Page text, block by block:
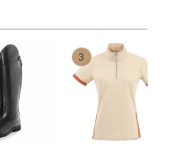
3